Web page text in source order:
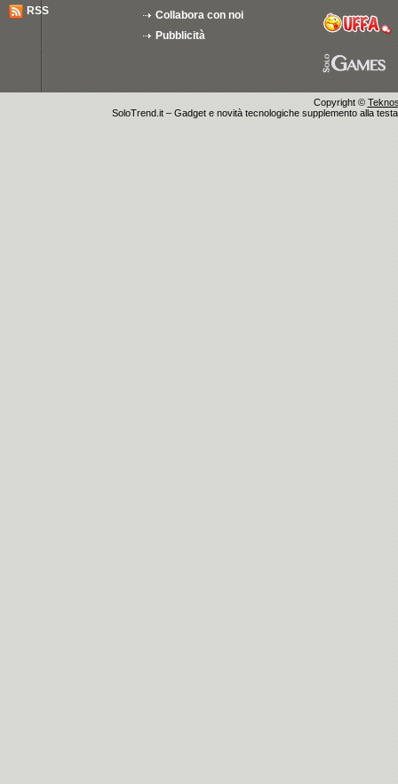
RSS
Collabora con noi
Pubblicità
Copyright ©
SoloTrend.it – Gadget e novità tecnologiche supplemento alla